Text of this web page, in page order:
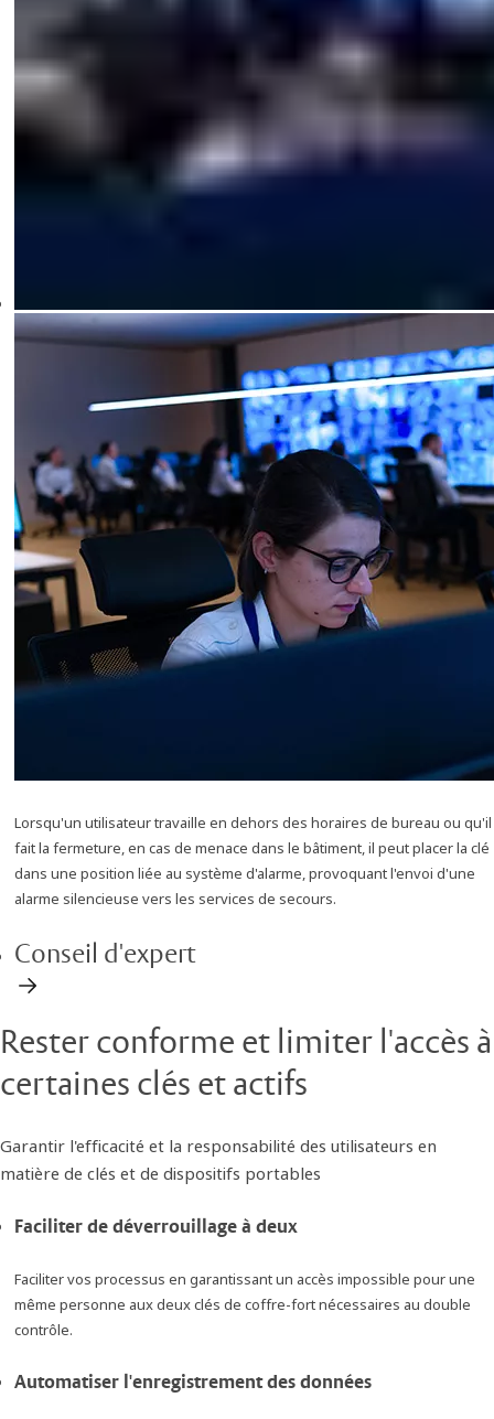
Lorsqu'un utilisateur travaille en dehors des horaires de bureau ou qu'il
fait la fermeture, en cas de menace dans le bâtiment, il peut placer la clé
dans une position liée au système d'alarme, provoquant l'envoi d'une
alarme silencieuse vers les services de secours.
Conseil d'expert
Rester conforme et limiter l'accès à
certaines clés et actifs
Garantir l'efficacité et la responsabilité des utilisateurs en
matière de clés et de dispositifs portables
Faciliter de déverrouillage à deux
Faciliter vos processus en garantissant un accès impossible pour une
même personne aux deux clés de coffre-fort nécessaires au double
contrôle.
Automatiser l'enregistrement des données